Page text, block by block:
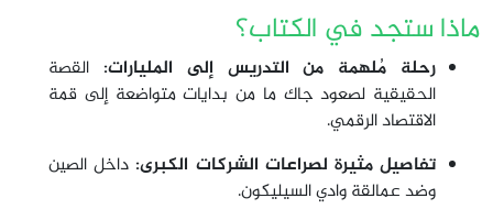
ماذا ستجد في الكتاب؟
رحلة مُلهمة من التدريس إلى المليارات: القصة
الحقيقية لصعود جاك ما من بدايات متواضعة إلى قمة
الاقتصاد الرقمي.
تفاصيل مثيرة لصراعات الشركات الكبرى:داخل الصين
وضد عمالقة وادي السيليكون.